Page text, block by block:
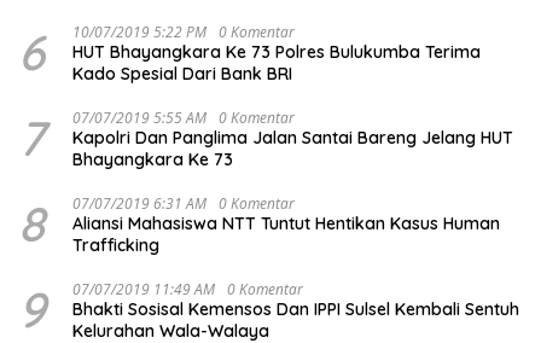
6 10/07/2019 5:22 PM 0 Komentar
HUT Bhayangkara Ke 73 Polres Bulukumba Terima
Kado Spesial Dari Bank BRI
7 07/07/2019 5:55 AM 0 Komentar
Kapolri Dan Panglima Jalan Santai Bareng Jelang HUT
Bhayangkara Ke 73
8 07/07/2019 6:31 AM 0 Komentar
Aliansi Mahasiswa NTT Tuntut Hentikan Kasus Human
Trafficking
9 07/07/2019 11:49 AM 0 Komentar
Bhakti Sosisal Kemensos Dan IPPI Sulsel Kembali Sentuh
Kelurahan Wala-Walaya